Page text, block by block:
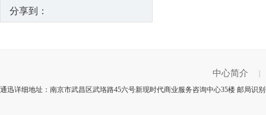
分享到：
中心简介
通迅详细地址：南京市武昌区武珞路45六号新现时代商业服务咨询中心35楼 邮局识